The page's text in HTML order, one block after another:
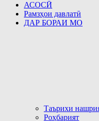
АСОСӢ
Рамзҳои давлатӣ
ДАР БОРАИ МО
Таърихи
Роҳбарият